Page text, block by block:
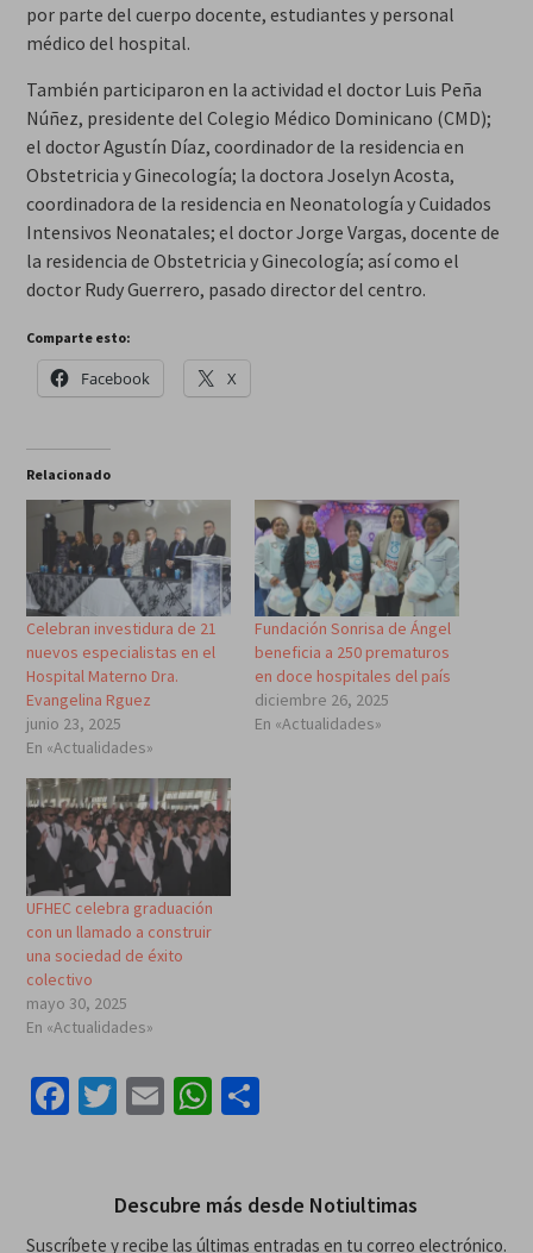
por parte del cuerpo docente, estudiantes y personal
médico del hospital.
También participaron en la actividad el doctor Luis Peña
Núñez, presidente del Colegio Médico Dominicano (CMD);
el doctor Agustín Díaz, coordinador de la residencia en
Obstetricia y Ginecología; la doctora Joselyn Acosta,
coordinadora de la residencia en Neonatología y Cuidados
Intensivos Neonatales; el doctor Jorge Vargas, docente de
la residencia de Obstetricia y Ginecología; así como el
doctor Rudy Guerrero, pasado director del centro.
Comparte esto:
Facebook X
Relacionado
Celebran investidura de 21
nuevos especialistas en el
Hospital Materno Dra.
Evangelina Rguez
junio 23, 2025
En «Actualidades»
Fundación Sonrisa de Ángel
beneficia a 250 prematuros
en doce hospitales del país
diciembre 26, 2025
En «Actualidades»
UFHEC celebra graduación
con un llamado a construir
una sociedad de éxito
colectivo
mayo 30, 2025
En «Actualidades»
Facebook
Twitter
EmailWhatsApp
Compartir
Descubre más desde Notiultimas
Suscríbete y recibe las últimas entradas en tu correo electrónico.